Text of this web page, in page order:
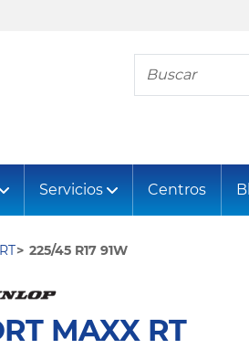
Busca tu
Servicios Centros
225/45 R17 91W
MAXX RT